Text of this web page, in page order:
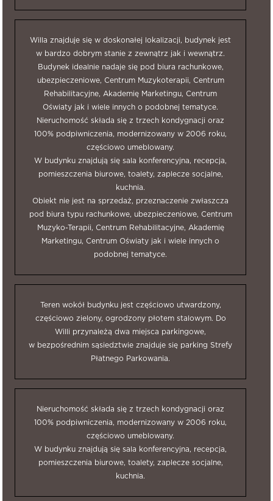
Willa znajduje się w doskonałej lokalizacji, budynek jest
w bardzo dobrym stanie z zewnątrz jak i wewnątrz.
Budynek idealnie nadaje się pod biura rachunkowe,
ubezpieczeniowe, Centrum Muzykoterapii, Centrum
Rehabilitacyjne, Akademię Marketingu, Centrum
Oświaty jak i wiele innych o podobnej tematyce.
Nieruchomość składa się z trzech kondygnacji oraz
100% podpiwniczenia, modernizowany w 2006 roku,
częściowo umeblowany.
W budynku znajdują się sala konferencyjna, recepcja,
pomieszczenia biurowe, toalety, zaplecze socjalne,
kuchnia.
Obiekt nie jest na sprzedaż, przeznaczenie zwłaszcza
pod biura typu rachunkowe, ubezpieczeniowe, Centrum
Muzyko-Terapii, Centrum Rehabilitacyjne, Akademię
Marketingu, Centrum Oświaty jak i wiele innych o
podobnej tematyce.
Teren wokół budynku jest częściowo utwardzony,
częściowo zielony, ogrodzony płotem stalowym. Do
Willi przynależą dwa miejsca parkingowe,
w bezpośrednim sąsiedztwie znajduje się parking Strefy
Płatnego Parkowania.
Nieruchomość składa się z trzech kondygnacji oraz
100% podpiwniczenia, modernizowany w 2006 roku,
częściowo umeblowany.
W budynku znajdują się sala konferencyjna, recepcja,
pomieszczenia biurowe, toalety, zaplecze socjalne,
kuchnia.